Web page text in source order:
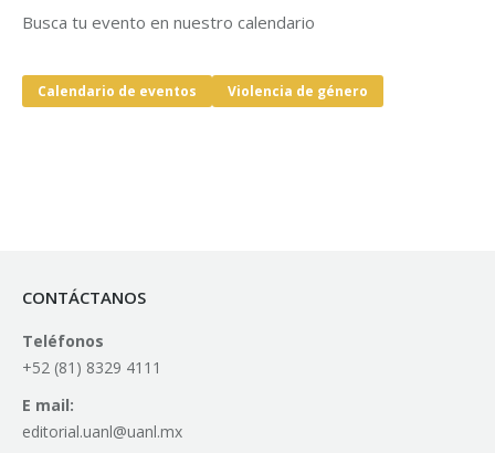
Busca tu evento en nuestro calendario
Calendario de eventos Violencia de género
CONTÁCTANOS
Teléfonos
+52 (81) 8329 4111
E mail:
editorial.uanl@uanl.mx